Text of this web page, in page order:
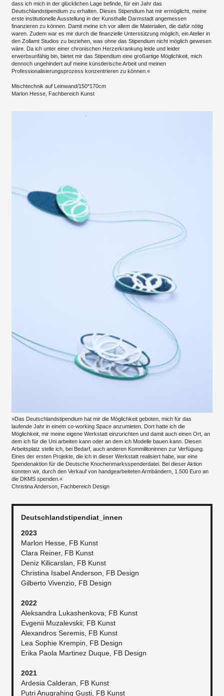
dass ich mich in der glücklichen Lage befinde, für ein Jahr das
Deutschlandstipendium zu erhalten. Dieses Stipendium hat mir ermöglicht, meine
erste institutionelle Ausstellung in der Kunsthalle Darmstadt angemessen
finanzieren zu können. Damit meine ich vor allem die Materialien, die dafür nötig
waren. Zudem war es mir durch die finanzielle Unterstützung möglich, ein Atelier in
den Zollamt Studios zu beziehen, was ohne das Stipendium nicht möglich gewesen
wäre. Da ich unter einer chronischen Herzerkrankung leide und leider
erwerbsunfähig bin, bietet mir das Stipendium eine großartige Möglichkeit, mich
dennoch ungehindert auf meine künstlerische Arbeit und meinen
Professionalisierungsprozess konzentrieren zu können.«
Mischtechnik auf Leinwand/150*170cm
Marlon Hesse, Fachbereich Kunst
»Das Deutschlandstipendium hat mir die Möglichkeit geboten, mich für das
laufende Jahr in einem co-working Space anzumieten. Dort hatte ich die
Möglichkeit, mir meine eigene Werkstatt einzurichten und damit auch einen Ort, an
dem ich für die Uni arbeiten kann oder an dem ich Modelle bauen kann. Diesen
Arbeitsplatz stelle ich, bei Bedarf, auch anderen Kommilitoninnen zur Verfügung.
Eines der ersten Projekte, die ich in dieser Werkstatt realisiert habe, war eine
Spendenaktion für die Deutsche Knochenmarksspenderdatei. Bei dieser Aktion
konnten wir, durch den Verkauf von handgearbeiteten Armbändern, 1.500 Euro an
die DKMS spenden.«
Christina Anderson, Fachbereich Design
Deutschlandstipendiat_innen
2023
Marlon Hesse, FB Kunst
Clara Reiner, FB Kunst
Deniz Kilicarslan, FB Kunst
Christina Isabel Anderson, FB Design
Gilberto Vivenzio, FB Design
2022
Aleksandra Lukashenkova; FB Kunst
Evgenii Muzalevskii; FB Kunst
Alexandros Seremis, FB Kunst
Lea Sophie Krempin, FB Design
Erika Paola Martinez Duque, FB Design
2021
Ardesia Calderan, FB Kunst
Putri Anugrahing Gusti, FB Kunst